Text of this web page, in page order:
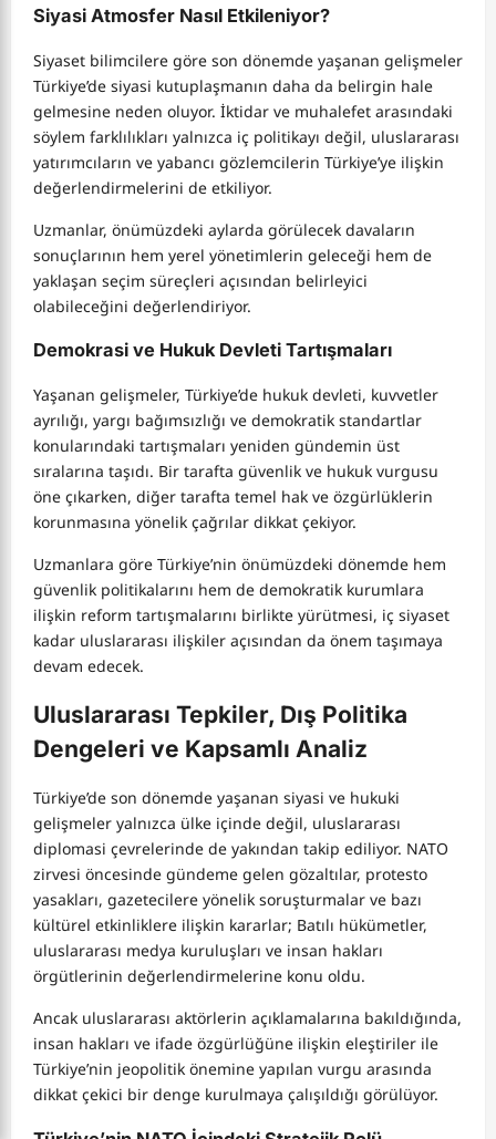
Siyasi Atmosfer Nasıl Etkileniyor?
Siyaset bilimcilere göre son dönemde yaşanan gelişmeler
Türkiye’de siyasi kutuplaşmanın daha da belirgin hale
gelmesine neden oluyor. İktidar ve muhalefet arasındaki
söylem farklılıkları yalnızca iç politikayı değil, uluslararası
yatırımcıların ve yabancı gözlemcilerin Türkiye’ye ilişkin
değerlendirmelerini de etkiliyor.
Uzmanlar, önümüzdeki aylarda görülecek davaların
sonuçlarının hem yerel yönetimlerin geleceği hem de
yaklaşan seçim süreçleri açısından belirleyici
olabileceğini değerlendiriyor.
Demokrasi ve Hukuk Devleti Tartışmaları
Yaşanan gelişmeler, Türkiye’de hukuk devleti, kuvvetler
ayrılığı, yargı bağımsızlığı ve demokratik standartlar
konularındaki tartışmaları yeniden gündemin üst
sıralarına taşıdı. Bir tarafta güvenlik ve hukuk vurgusu
öne çıkarken, diğer tarafta temel hak ve özgürlüklerin
korunmasına yönelik çağrılar dikkat çekiyor.
Uzmanlara göre Türkiye’nin önümüzdeki dönemde hem
güvenlik politikalarını hem de demokratik kurumlara
ilişkin reform tartışmalarını birlikte yürütmesi, iç siyaset
kadar uluslararası ilişkiler açısından da önem taşımaya
devam edecek.
Uluslararası Tepkiler, Dış Politika
Dengeleri ve Kapsamlı Analiz
Türkiye’de son dönemde yaşanan siyasi ve hukuki
gelişmeler yalnızca ülke içinde değil, uluslararası
diplomasi çevrelerinde de yakından takip ediliyor. NATO
zirvesi öncesinde gündeme gelen gözaltılar, protesto
yasakları, gazetecilere yönelik soruşturmalar ve bazı
kültürel etkinliklere ilişkin kararlar; Batılı hükümetler,
uluslararası medya kuruluşları ve insan hakları
örgütlerinin değerlendirmelerine konu oldu.
Ancak uluslararası aktörlerin açıklamalarına bakıldığında,
insan hakları ve ifade özgürlüğüne ilişkin eleştiriler ile
Türkiye’nin jeopolitik önemine yapılan vurgu arasında
dikkat çekici bir denge kurulmaya çalışıldığı görülüyor.